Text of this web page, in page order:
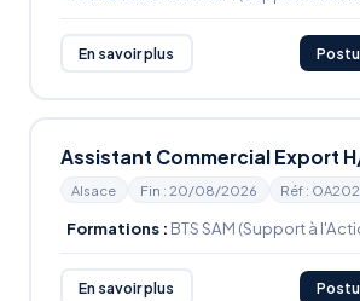
En savoir plus
Assistant Commercial Export
Alsace Fin : 20/08/2026 Réf :
Formations : BTS SAM (Support à
En savoir plus